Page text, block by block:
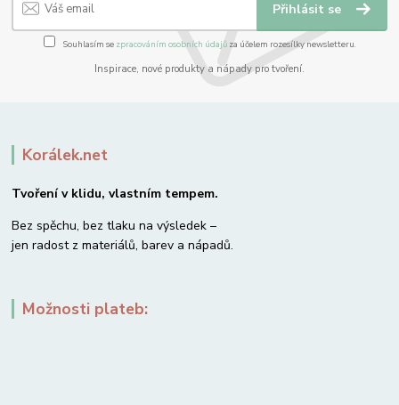
Přihlásit se
Souhlasím se zpracováním osobních údajůza účelem rozesílky newsletteru.
Inspirace, nové produkty a nápady pro tvoření.
Korálek.net
Tvoření v klidu, vlastním tempem.
Bez spěchu, bez tlaku na výsledek –
jen radost z materiálů, barev a nápadů.
Možnosti plateb: